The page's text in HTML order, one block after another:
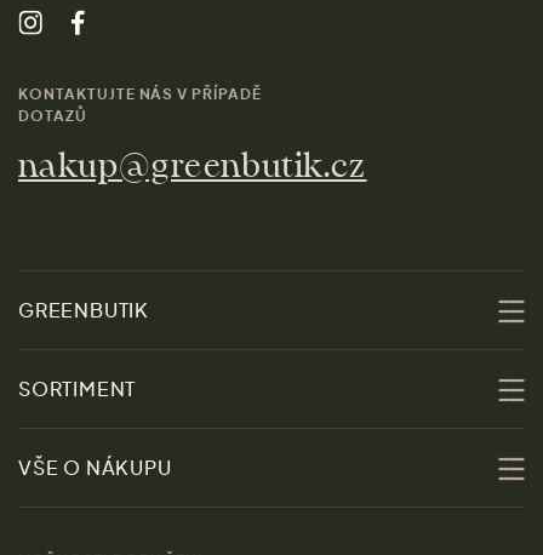
KONTAKTUJTE NÁS V PŘÍPADĚ
DOTAZŮ
nakup@greenbutik.cz
GREENBUTIK
O nás
Udržitelnost
SORTIMENT
Slevy
Ženy
VŠE O NÁKUPU